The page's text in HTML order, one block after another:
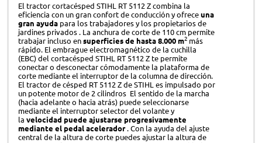
El tractor cortacésped STIHL RT 5112 Z combina la
eficiencia con un gran confort de conducción y ofreceuna
gran ayuda para los trabajadores y los propietarios de
jardines privados . La anchura de corte de 110 cm permite
trabajar incluso ensuperficies de hasta 8.000 m2más
rápido. El embrague electromagnético de la cuchilla
(EBC) del cortacésped STIHL RT 5112 Z te permite
conectar o desconectar cómodamente la plataforma de
corte mediante el interruptor de la columna de dirección.
El tractor de césped RT 5112 Z de STIHL es impulsado por
un potente motor de 2 cilindros El sentido de la marcha
(hacia adelante o hacia atrás) puede seleccionarse
mediante el interruptor selector del volante y
la velocidad puede ajustarse progresivamente
mediante el pedal acelerador. Con la ayuda del ajuste
central de la altura de corte puedes ajustar la altura de